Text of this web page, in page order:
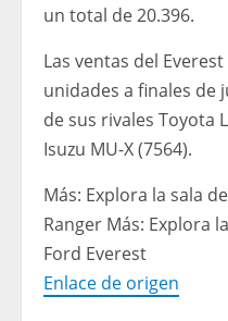
un total de 20.396.
Las ventas del
unidades a finales de
de sus rivales Toyota
Isuzu MU-X (7564).
Más: Explora la sala
Ranger Más: Explora
Ford Everest
Enlace de origen